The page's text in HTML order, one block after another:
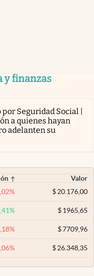
y finanzas
Seguridad Social |
a quienes hayan
adelanten su
Valor
% $20.176,00
% $1965,65
% $7709,96
% $26.348,35